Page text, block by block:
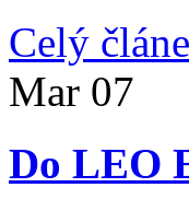
Celý
Mar 07
Do LEO